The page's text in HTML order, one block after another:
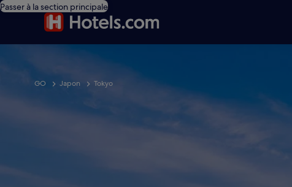
Passer à la section principale
GO Japon Tokyo